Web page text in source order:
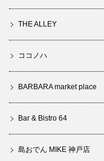
THE ALLEY
ココノハ
BARBARA market place
Bar & Bistro 64
島おでん MIKE 神戸店